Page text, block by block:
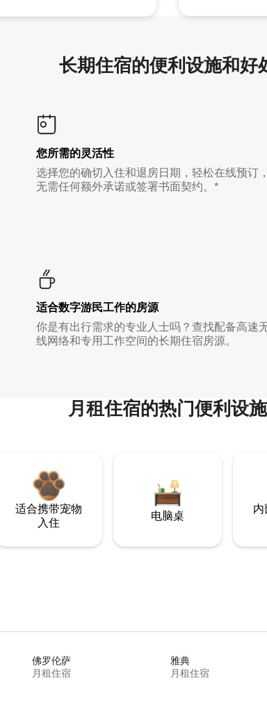
长期住宿的便利设施和好
您所需的灵活性
选择您的确切入住和退房日期，轻松在线预订，
无需任何额外承诺或签署书面契约。*
适合数字游民工作的房源
你是有出行需求的专业人士吗？查找配备高速
线网络和专用工作空间的长期住宿房源。
月租住宿的热门便利设施
适合携带宠物
入住
电脑桌
佛罗伦萨
月租住宿
雅典
月租住宿